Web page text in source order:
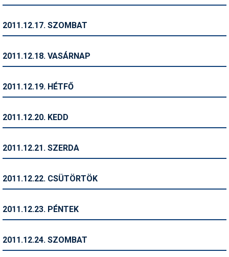
Síszerviz
Snowboard
Szakértők
Telemark
2011.12.17. SZOMBAT
2011.12.18. VASÁRNAP
2011.12.19. HÉTFŐ
2011.12.20. KEDD
2011.12.21. SZERDA
2011.12.22. CSÜTÖRTÖK
2011.12.23. PÉNTEK
2011.12.24. SZOMBAT